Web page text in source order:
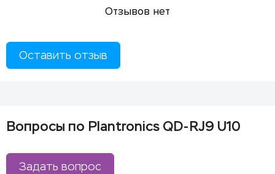
Отзывов нет
Оставить отзыв
Вопросы по Plantronics QD-RJ9 U10
Задать вопрос